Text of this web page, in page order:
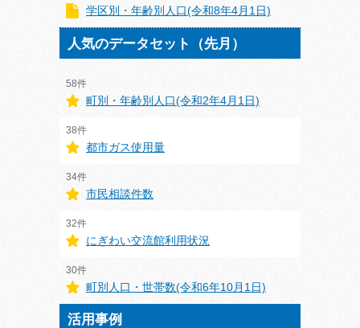
学区別・年齢別人口(令和8年4月1日)
人気のデータセット（先月）
58件
町別・年齢別人口(令和2年4月1日)
38件
都市ガス使用量
34件
市民相談件数
32件
にぎわい交流館利用状況
30件
町別人口・世帯数(令和6年10月1日)
活用事例